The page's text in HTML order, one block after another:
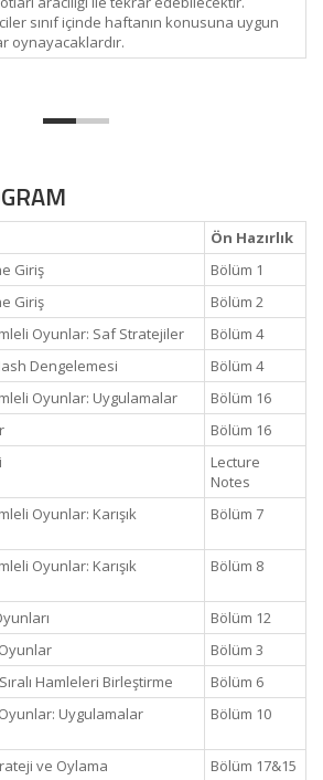
sınıf içinde haftanın konusuna uygun
oynayacaklardır.
Ön Hazırlık
Giriş
Bölüm 1
Giriş
Bölüm 2
Oyunlar: Saf Stratejiler
Bölüm 4
Dengelemesi
Bölüm 4
Oyunlar: Uygulamalar
Bölüm 16
Bölüm 16
Lecture
Notes
Oyunlar: Karışık
Bölüm 7
Oyunlar: Karışık
Bölüm 8
Bölüm 12
Bölüm 3
Hamleleri Birleştirme
Bölüm 6
Oyunlar: Uygulamalar
Bölüm 10
ve Oylama Bölüm 17&15